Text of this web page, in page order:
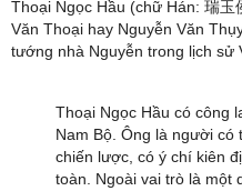
Thoại Ngọc Hầu (chữ Hán: 瑞
Văn Thoại hay Nguyễn Văn
tướng nhà Nguyễn trong lịch sử
Thoại Ngọc Hầu có công
Nam Bộ. Ông là người có
chiến lược, có ý chí kiên
toàn. Ngoài vai trò là một